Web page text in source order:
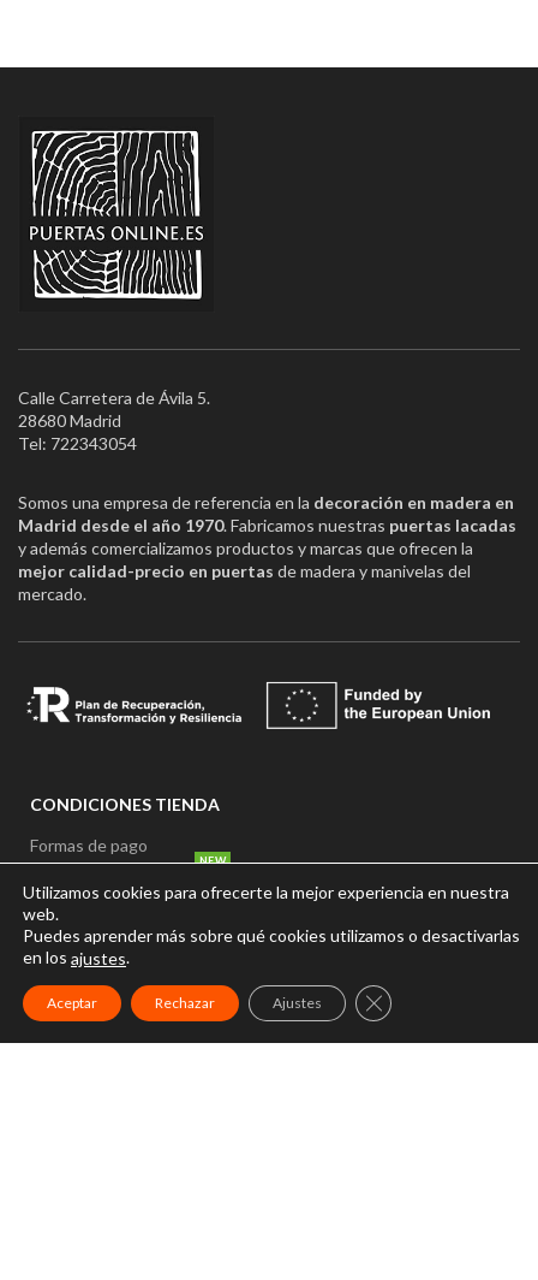
Calle Carretera de Ávila 5.
28680 Madrid
Tel: 722343054
Somos una empresa de referencia en la decoración en madera en
Madrid desde el año 1970. Fabricamos nuestras puertas lacadas
y además comercializamos productos y marcas que ofrecen la
mejor calidad-precio en puertas de madera y manivelas del
mercado.
CONDICIONES TIENDA
Formas de pago
Garantias y devoluciones
NEW
Plazos y formas de entrega
NEW
Precio y disponibilidad
Gastos de envío
Utilizamos cookies para ofrecerte la mejor experiencia en nuestra
web.
Puedes aprender más sobre qué cookies utilizamos o desactivarlas
en los ajustes.
Aceptar Rechazar Ajustes CERRAR EL